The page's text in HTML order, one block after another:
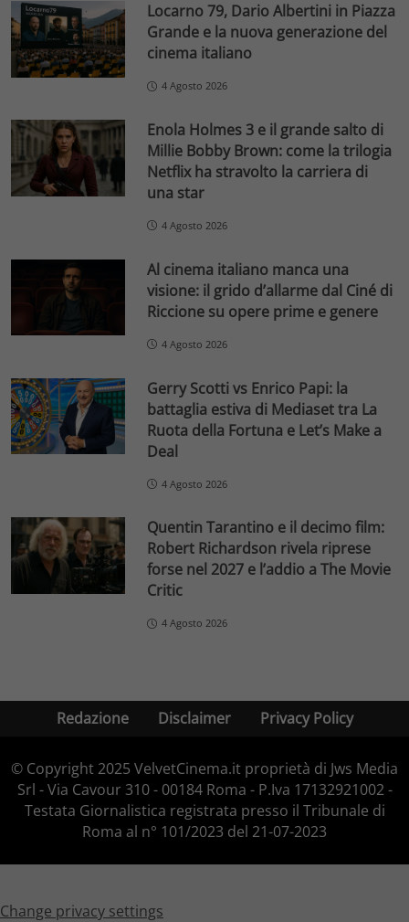
Locarno 79, Dario Albertini in Piazza
Grande e la nuova generazione del
cinema italiano
4 Agosto 2026
Enola Holmes 3 e il grande salto di
Millie Bobby Brown: come la trilogia
Netflix ha stravolto la carriera di
una star
4 Agosto 2026
Al cinema italiano manca una
visione: il grido d’allarme dal Ciné di
Riccione su opere prime e genere
4 Agosto 2026
Gerry Scotti vs Enrico Papi: la
battaglia estiva di Mediaset tra La
Ruota della Fortuna e Let’s Make a
Deal
4 Agosto 2026
Quentin Tarantino e il decimo film:
Robert Richardson rivela riprese
forse nel 2027 e l’addio a The Movie
Critic
4 Agosto 2026
Redazione Disclaimer Privacy Policy
© Copyright 2025 VelvetCinema.it proprietà di Jws Media
Srl - Via Cavour 310 - 00184 Roma - P.Iva 17132921002 -
Testata Giornalistica registrata presso il Tribunale di
Roma al n° 101/2023 del 21-07-2023
Change privacy settings